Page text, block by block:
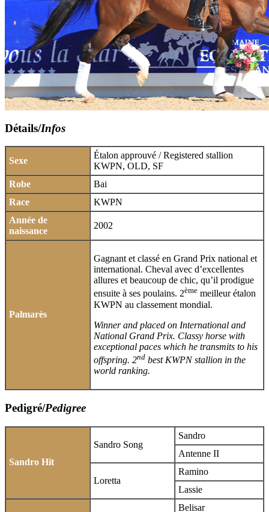
Détails/Infos
Sexe
Étalon approuvé / Registered stallion
KWPN, OLD, SF
Robe
Bai
Race
KWPN
Année de
naissance
2002
Palmarès
Gagnant et classé en Grand Prix national et
international. Cheval avec d’excellentes
allures et beaucoup de chic, qu’il prodigue
ensuite à ses poulains. 2ème meilleur étalon
KWPN au classement mondial.
Winner and placed on International and
National Grand Prix. Classy horse with
exceptional paces which he transmits to his
offspring. 2nd best KWPN stallion in the
world ranking.
Pedigré/Pedigree
Sandro Hit
Sandro Song
Sandro
Antenne II
Loretta
Ramino
Lassie
Belisar